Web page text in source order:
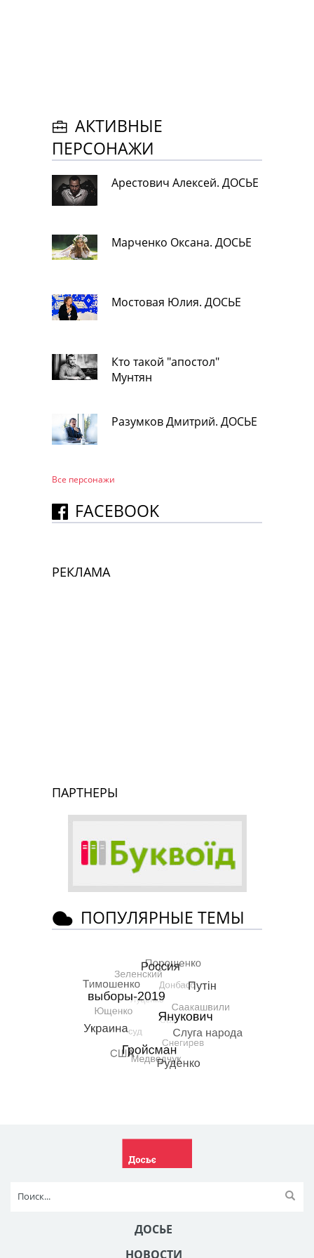
АКТИВНЫЕ
ПЕРСОНАЖИ
Арестович Алексей. ДОСЬЕ
Марченко Оксана. ДОСЬЕ
Мостовая Юлия. ДОСЬЕ
Кто такой "апостол"
Мунтян
Разумков Дмитрий. ДОСЬЕ
Все персонажи
FACEBOOK
РЕКЛАМА
ПАРТНЕРЫ
ПОПУЛЯРНЫЕ ТЕМЫ
ДОСЬЕ
НОВОСТИ